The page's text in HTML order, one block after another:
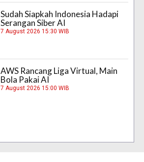
Sudah Siapkah Indonesia Hadapi
Serangan Siber AI
7 August 2026 15:30 WIB
AWS Rancang Liga Virtual, Main
Bola Pakai AI
7 August 2026 15:00 WIB